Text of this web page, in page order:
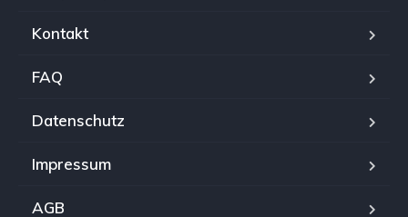
Kontakt
FAQ
Datenschutz
Impressum
AGB